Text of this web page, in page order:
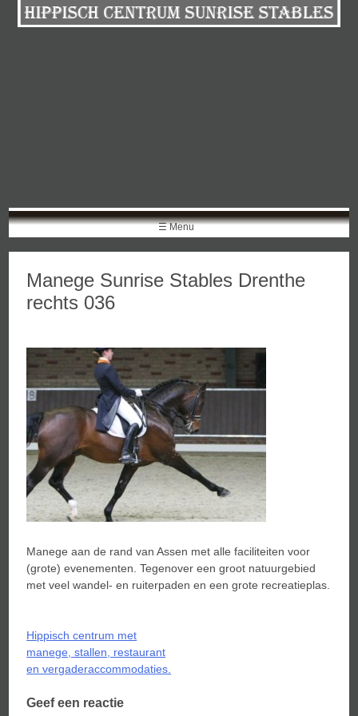
Skip
☰ Menu
Manege Sunrise Stables Drenthe
rechts 036
Manege aan de rand van Assen met alle faciliteiten voor
(grote) evenementen. Tegenover een groot natuurgebied
met veel wandel- en ruiterpaden en een grote recreatieplas.
Bericht
navigatie
Hippisch centrum met
manege, stallen, restaurant
en vergaderaccommodaties.
Geef een reactie